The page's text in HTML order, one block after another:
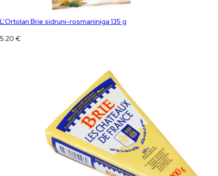
L’Ortolan Brie sidruni-rosmariiniga 135 g
5.20 €